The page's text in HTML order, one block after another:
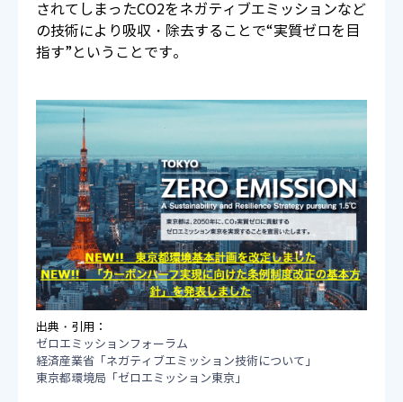
されてしまったCO2をネガティブエミッションなど
の技術により吸収・除去することで“実質ゼロを目
指す”ということです。
出典・引用：
ゼロエミッションフォーラム
経済産業省「ネガティブエミッション技術について」
東京都環境局「ゼロエミッション東京」